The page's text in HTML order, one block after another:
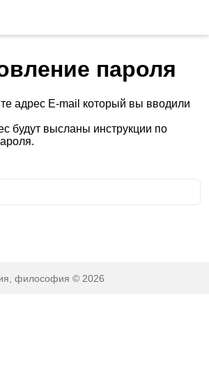
пароля
адрес E-mail который вы вводили
будут высланы инструкции по
философия © 2026